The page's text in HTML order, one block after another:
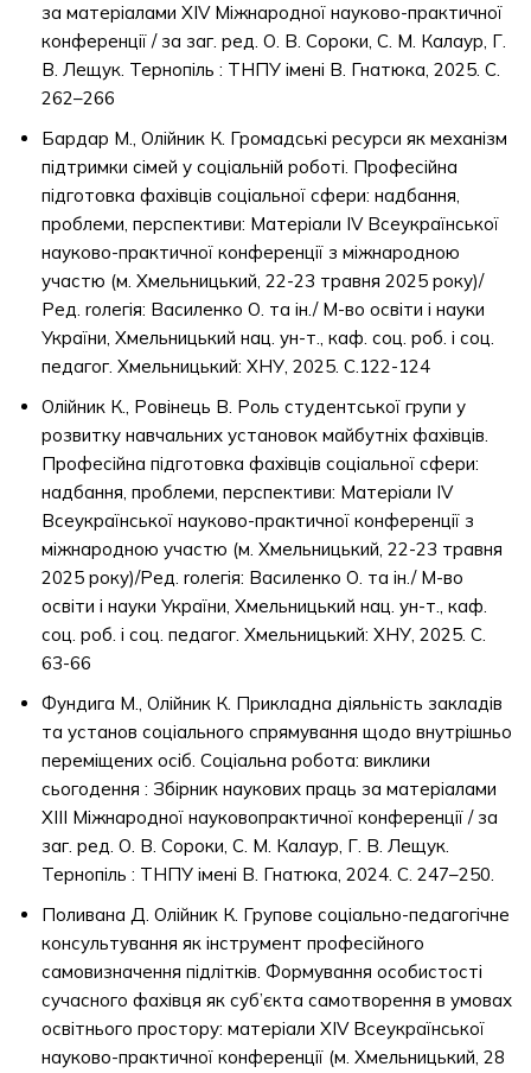
за матеріалами ХІV Міжнародної науково-практичної
конференції / за заг. ред. О. В. Сороки, С. М. Калаур, Г.
В. Лещук. Тернопіль : ТНПУ імені В. Гнатюка, 2025. С.
262–266
Бардар М., Олійник К. Громадські ресурси як механізм
підтримки сімей у соціальній роботі. Професійна
підготовка фахівців соціальної сфери: надбання,
проблеми, перспективи: Матеріали ІV Всеукраїнської
науково-практичної конференції з міжнародною
участю (м. Хмельницький, 22-23 травня 2025 року)/
Ред. rолегія: Василенко О. та ін./ М-во освіти і науки
України, Хмельницький нац. ун-т., каф. соц. роб. і соц.
педагог. Хмельницький: ХНУ, 2025. С.122-124
Олійник К., Ровінець В. Роль студентської групи у
розвитку навчальних установок майбутніх фахівців.
Професійна підготовка фахівців соціальної сфери:
надбання, проблеми, перспективи: Матеріали ІV
Всеукраїнської науково-практичної конференції з
міжнародною участю (м. Хмельницький, 22-23 травня
2025 року)/Ред. rолегія: Василенко О. та ін./ М-во
освіти і науки України, Хмельницький нац. ун-т., каф.
соц. роб. і соц. педагог. Хмельницький: ХНУ, 2025. С.
63-66
Фундига М., Олійник К. Прикладна діяльність закладів
та установ соціального спрямування щодо внутрішньо
переміщених осіб. Соціальна робота: виклики
сьогодення : Збірник наукових праць за матеріалами
ХІІІ Міжнародної науковопрактичної конференції / за
заг. ред. О. В. Сороки, С. М. Калаур, Г. В. Лещук.
Тернопіль : ТНПУ імені В. Гнатюка, 2024. С. 247–250.
Поливана Д. Олійник К. Групове соціально-педагогічне
консультування як інструмент професійного
самовизначення підлітків. Формування особистості
сучасного фахівця як суб’єкта самотворення в умовах
освітнього простору: матеріали ХІV Всеукраїнської
науково-практичної конференції (м. Хмельницький, 28